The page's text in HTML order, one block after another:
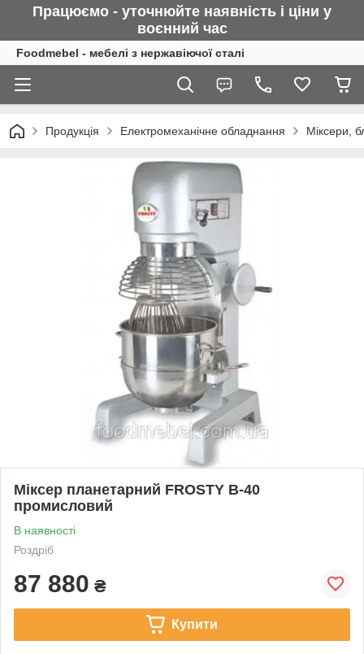
Працюємо - уточнюйте наявність і ціни у
воєнний час
Foodmebel - мебелі з нержавіючої сталі
Продукція Електромеханічне обладнання Міксери,
Міксер планетарний FROSTY B-40
промисловий
В наявності
Роздріб
87 880 ₴
Купити